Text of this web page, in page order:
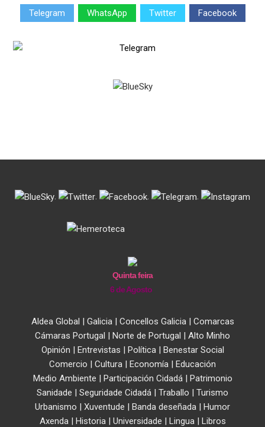
Telegram WhatsApp Twitter Facebook
Quinta feira
6 de Agosto
Aldea Global | Galicia| Concellos Galicia| Comarcas
Cámaras Portugal | Norte de Portugal | Alto Minho
Opinión | Entrevistas | Política| Benestar Social
Comercio | Cultura | Economía | Educación
Medio Ambiente | Participación Cidadá| Patrimonio
Sanidade | Seguridade Cidadá | Traballo | Turismo
Urbanismo | Xuventude | Banda deseñada | Humor
Axenda| Historia| Universidade | Lingua| Libros